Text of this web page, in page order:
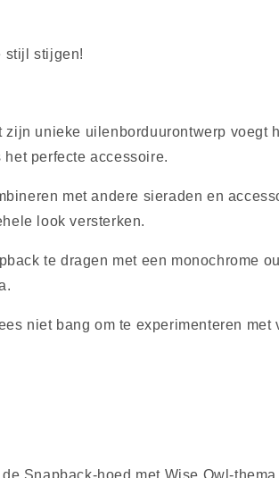
stijl stijgen!
unieke uilenborduurontwerp
perfecte accessoire.
met andere sieraden en
look versterken.
te dragen met een monochrome
niet bang om te experimenteren
Snapback-hoed met Wise Owl-